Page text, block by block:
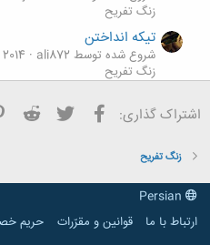
زنگ تفريح
تیکه انداختن
شروع شده توسط ali872
زنگ تفريح
././/. تاپیک تیکه پرونی و
تو
زنگ تفريح
اشتراک گذاری: فیسبوک تویتر
زنگ تفريح
ارتباط با ما
قوانین و مقرّرات حریم